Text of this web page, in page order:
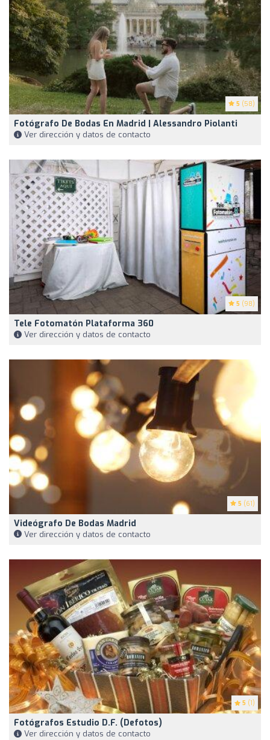
5 (58)
Fotógrafo De Bodas En Madrid | Alessandro Piolanti
Ver dirección y datos de contacto
5 (98)
Tele Fotomatón Plataforma 360
Ver dirección y datos de contacto
5 (61)
Videógrafo De Bodas Madrid
Ver dirección y datos de contacto
5 (1)
Fotógrafos Estudio D.F. (defotos)
Ver dirección y datos de contacto